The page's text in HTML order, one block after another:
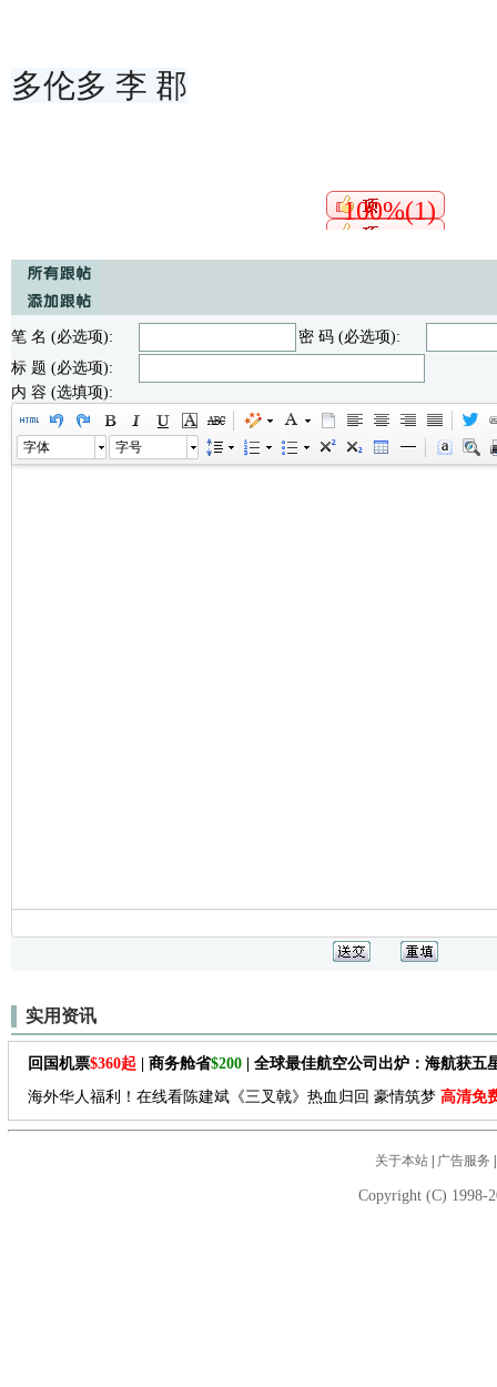
多伦多 李 郡
100%(1)
笔 名 (必选项):
密 码 (必选项):
标 题 (必选项):
内 容 (选填项):
字体 字号
实用资讯
回国机票$360起 | 商务舱省$200 | 全球最佳航空公司出炉：海航获五
海外华人福利！在线看陈建斌《三叉戟》热血归回 豪情筑梦 高清免
关于本站| 广告服务
Copyright (C) 1998-